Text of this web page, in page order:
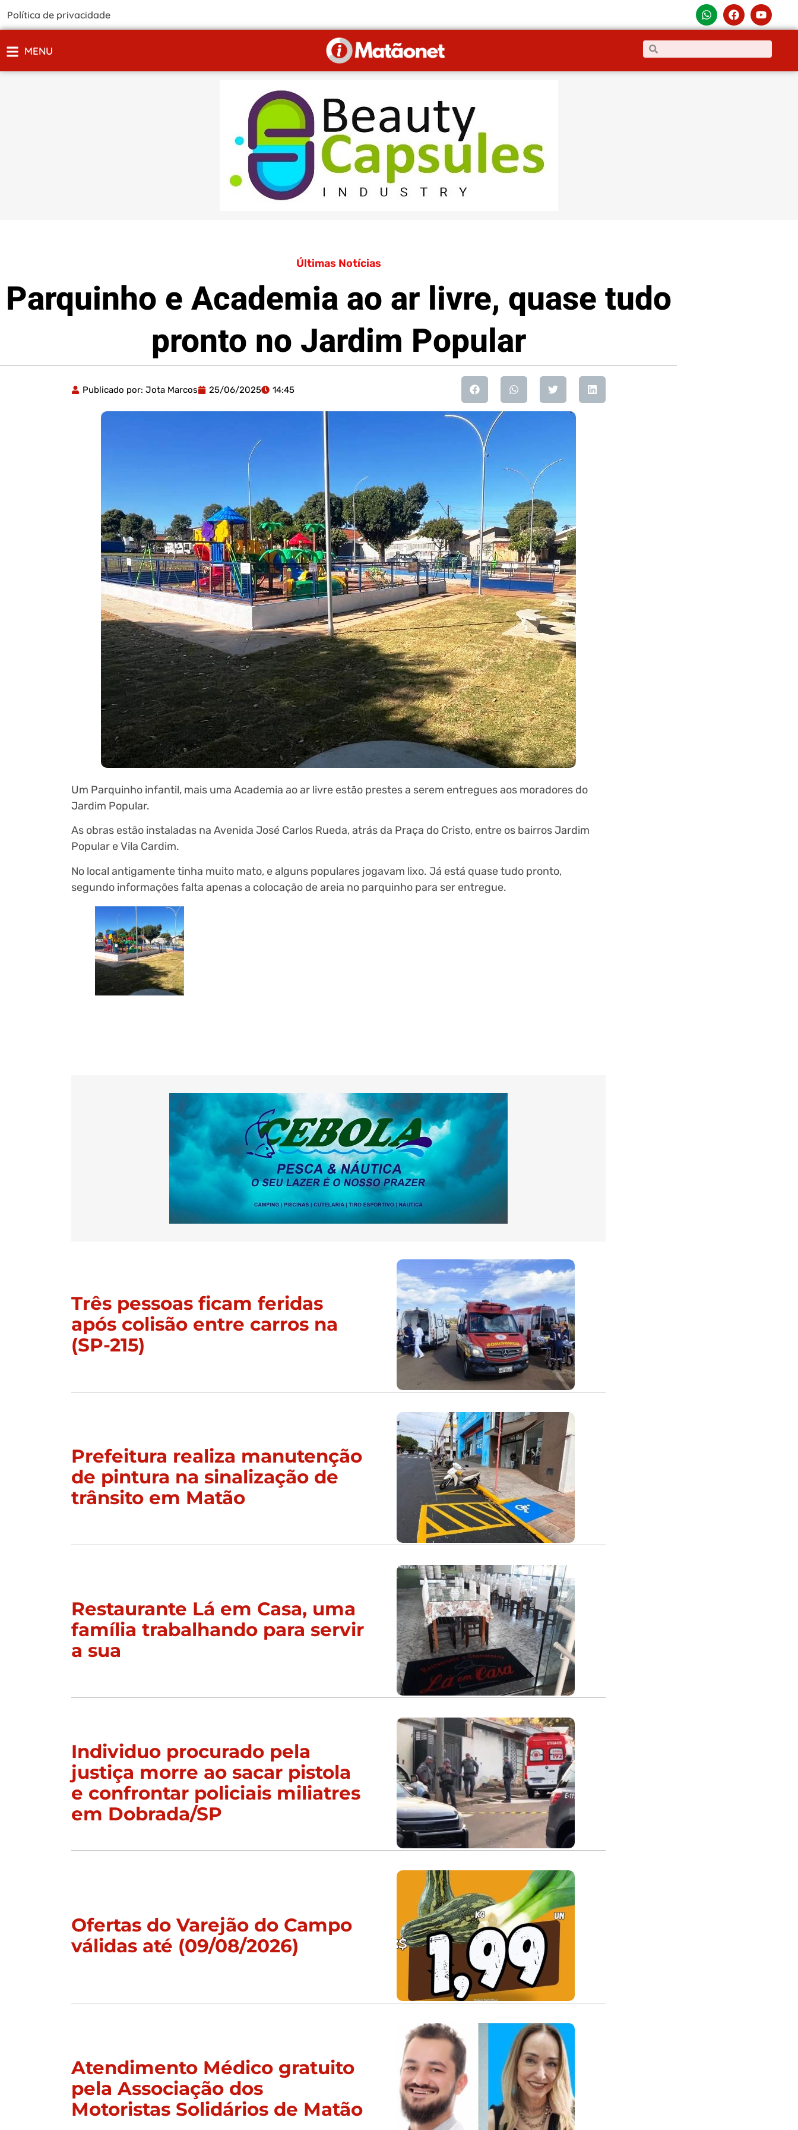
Política de privacidade
MENU
Últimas Notícias
Parquinho e Academia ao ar livre, quase tudo
pronto no Jardim Popular
Publicado por: Jota Marcos 25/06/2025 14:45
Um Parquinho infantil, mais uma Academia ao ar livre estão prestes a serem entregues aos moradores do
Jardim Popular.
As obras estão instaladas na Avenida José Carlos Rueda, atrás da Praça do Cristo, entre os bairros Jardim
Popular e Vila Cardim.
No local antigamente tinha muito mato, e alguns populares jogavam lixo. Já está quase tudo pronto,
segundo informações falta apenas a colocação de areia no parquinho para ser entregue.
Três pessoas ficam feridas
após colisão entre carros na
(SP-215)
Prefeitura realiza manutenção
de pintura na sinalização de
trânsito em Matão
Restaurante Lá em Casa, uma
família trabalhando para servir
a sua
Individuo procurado pela
justiça morre ao sacar pistola
e confrontar policiais miliatres
em Dobrada/SP
Ofertas do Varejão do Campo
válidas até (09/08/2026)
Atendimento Médico gratuito
pela Associação dos
Motoristas Solidários de Matão